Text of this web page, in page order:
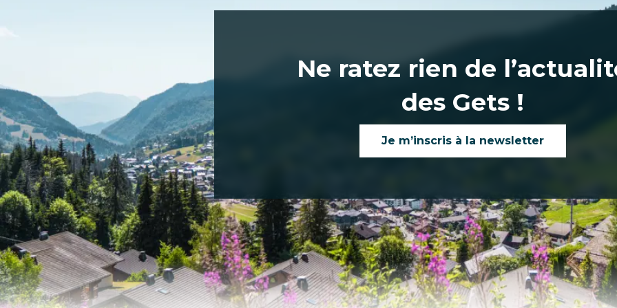
Ne ratez rien de
des Gets !
Je m’inscris à la newsletter